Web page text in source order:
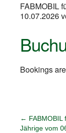
FABMOBIL
10.07.2026
Bookings
← FABMOBIL
Jährige vom